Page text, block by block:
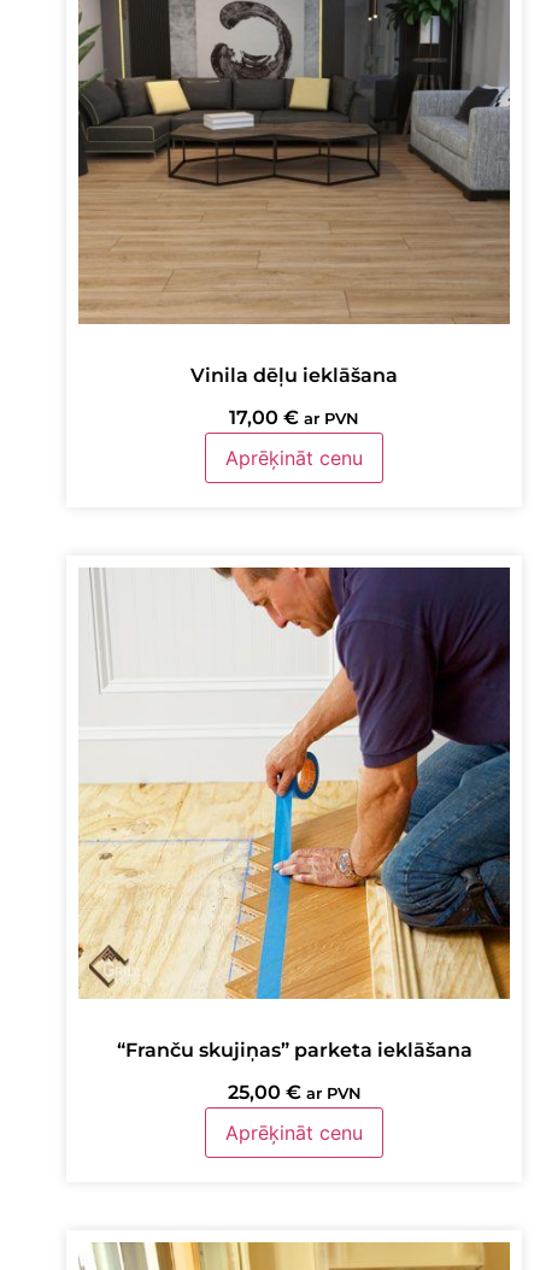
Vinila dēļu ieklāšana
17,00 € ar PVN
Aprēķināt cenu
“Franču skujiņas” parketa ieklāšana
25,00 € ar PVN
Aprēķināt cenu